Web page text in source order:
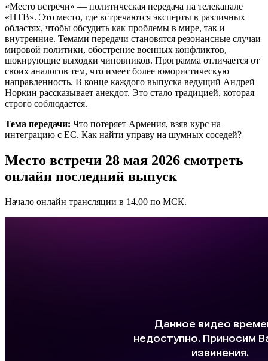
«Место встречи» — политическая передача на телеканале
«НТВ». Это место, где встречаются эксперты в различных
областях, чтобы обсудить как проблемы в мире, так и
внутренние. Темами передачи становятся резонансные случаи
мировой политики, обострение военных конфликтов,
шокирующие выходки чиновников. Программа отличается от
своих аналогов тем, что имеет более юмористическую
направленность. В конце каждого выпуска ведущий Андрей
Норкин рассказывает анекдот. Это стало традицией, которая
строго соблюдается.
Тема передачи: Что потеряет Армения, взяв курс на
интеграцию с ЕС. Как найти управу на шумных соседей?
Место встречи 28 мая 2026 смотреть
онлайн последний выпуск
Начало онлайн трансляции в 14.00 по МСК.